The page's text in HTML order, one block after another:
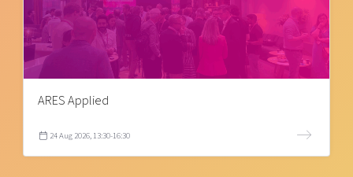
ARES Applied
24 Aug 2026, 13:30-16:30